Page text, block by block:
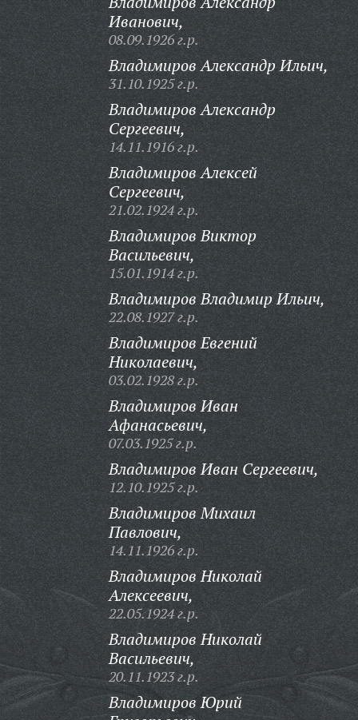
Иванович,
08.09.1926 г.р.
Владимиров Александр Ильич,
31.10.1925 г.р.
Владимиров Александр
Сергеевич,
14.11.1916 г.р.
Владимиров Алексей
Сергеевич,
21.02.1924 г.р.
Владимиров Виктор
Васильевич,
15.01.1914 г.р.
Владимиров Владимир Ильич,
22.08.1927 г.р.
Владимиров Евгений
Николаевич,
03.02.1928 г.р.
Владимиров Иван
Афанасьевич,
07.03.1925 г.р.
Владимиров Иван Сергеевич,
12.10.1925 г.р.
Владимиров Михаил
Павлович,
14.11.1926 г.р.
Владимиров Николай
Алексеевич,
22.05.1924 г.р.
Владимиров Николай
Васильевич,
20.11.1923 г.р.
Владимиров Юрий